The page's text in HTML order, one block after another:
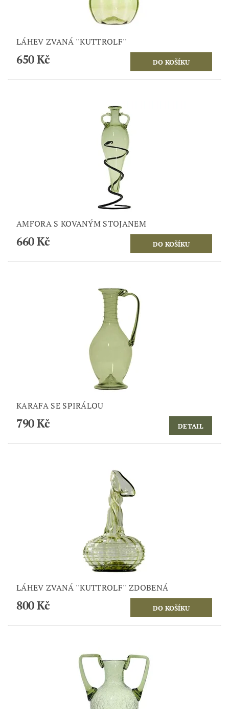
LÁHEV ZVANÁ ''KUTTROLF''
650 Kč
AMFORA S KOVANÝM STOJANEM
660 Kč
KARAFA SE SPIRÁLOU
790 Kč DETAIL
LÁHEV ZVANÁ ''KUTTROLF'' ZDOBENÁ
800 Kč